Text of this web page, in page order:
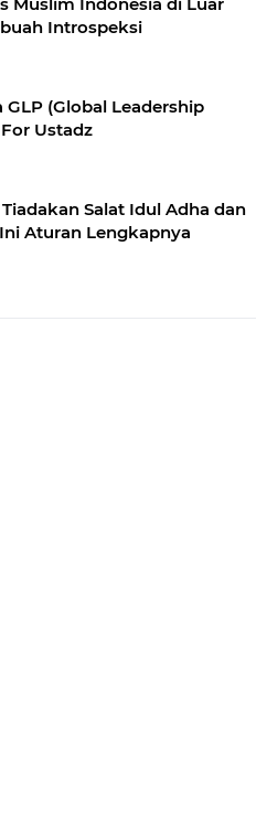
Introspeksi
GLP (Global Leadership
Ustadz
Salat Idul Adha dan
Aturan Lengkapnya